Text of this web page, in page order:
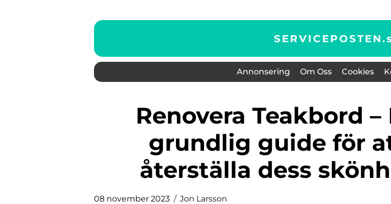
SERVICEPOSTEN.
Annonsering Om Oss Cookies
Renovera Teakbord – En
grundlig guide för
återställa dess
08 november 2023 Jon Larsson